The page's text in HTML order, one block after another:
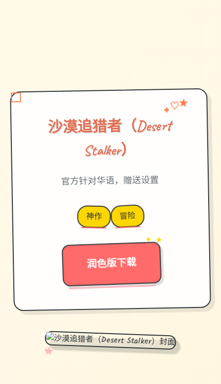
沙漠追猎者（Desert
Stalker）
✦♡★
官方针对华语，赠送设置
神作 冒险
润色版下载
→
✦ ★
✧
♡
★
♥